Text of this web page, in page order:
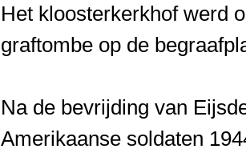
Het kloosterkerkhof werd
graftombe op de
Na de bevrijding van
Amerikaanse soldaten